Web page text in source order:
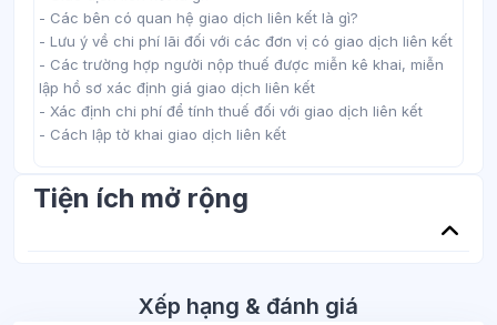
- Các bên có quan hệ giao dịch liên kết là gì?
- Lưu ý về chi phí lãi đối với các đơn vị có giao dịch liên kết
- Các trường hợp người nộp thuế được miễn kê khai, miễn
lập hồ sơ xác định giá giao dịch liên kết
- Xác định chi phí để tính thuế đối với giao dịch liên kết
- Cách lập tờ khai giao dịch liên kết
Tiện ích mở rộng
Bỏ qua Xếp hạng & đánh giá
Xếp hạng & đánh giá